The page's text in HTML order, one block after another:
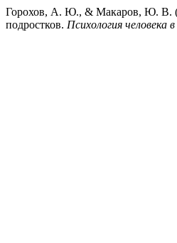
Горохов, А. Ю., & Макаров, Ю. В.
подростков. Психология человека